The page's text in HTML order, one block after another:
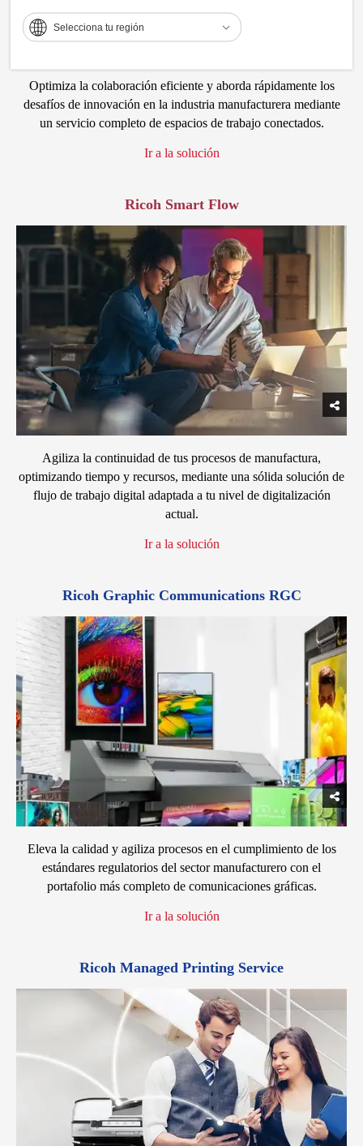
Selecciona tu región
Optimiza la colaboración eficiente y aborda rápidamente los
desafíos de innovación en la industria manufacturera mediante
un servicio completo de espacios de trabajo conectados.
Ir a la solución
Ricoh Smart Flow
Agiliza la continuidad de tus procesos de manufactura,
optimizando tiempo y recursos, mediante una sólida solución de
flujo de trabajo digital adaptada a tu nivel de digitalización
actual.
Ir a la solución
Ricoh Graphic Communications RGC
Eleva la calidad y agiliza procesos en el cumplimiento de los
estándares regulatorios del sector manufacturero con el
portafolio más completo de comunicaciones gráficas.
Ir a la solución
Ricoh Managed Printing Service